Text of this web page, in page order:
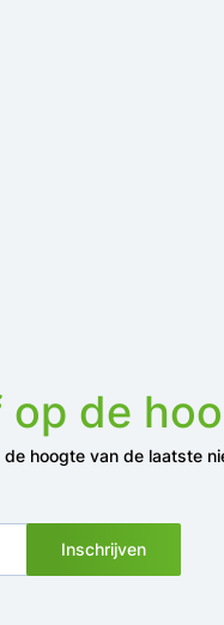
de
hoogte van de laatste
Inschrijven